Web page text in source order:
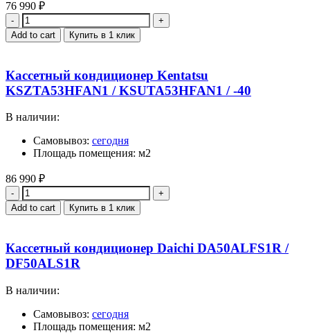
76 990 ₽
Quantity
Add to cart Купить в 1 клик
Кассетный кондиционер Kentatsu
KSZTA53HFAN1 / KSUTA53HFAN1 / -40
В наличии:
Самовывоз: сегодня
Площадь помещения: м2
86 990 ₽
Quantity
Add to cart Купить в 1 клик
Кассетный кондиционер Daichi DA50ALFS1R /
DF50ALS1R
В наличии:
Самовывоз: сегодня
Площадь помещения: м2